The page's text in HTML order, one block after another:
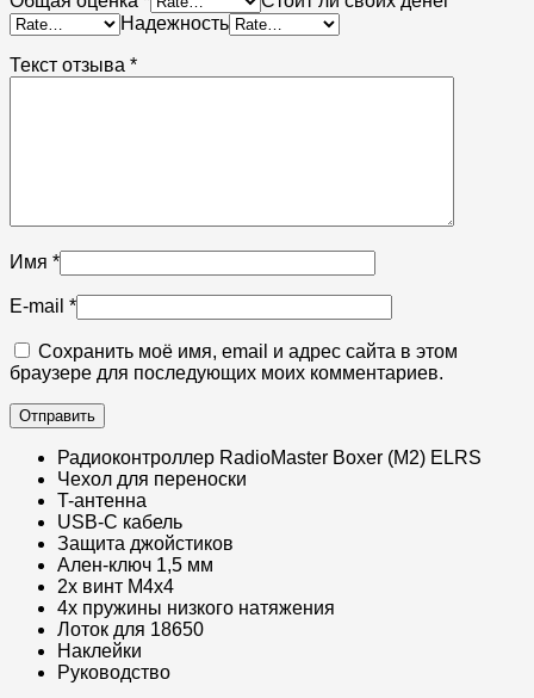
Надежность
Текст отзыва *
Имя *
E-mail *
Сохранить моё имя, email и адрес сайта в этом
браузере для последующих моих комментариев.
Радиоконтроллер RadioMaster Boxer (M2) ELRS​
Чехол для переноски​
T-антенна​
USB-C кабель​
Защита джойстиков​
Ален-ключ 1,5 мм​
2x винт M4x4​
4x пружины низкого натяжения​
Лоток для 18650​
Наклейки​
Руководство​